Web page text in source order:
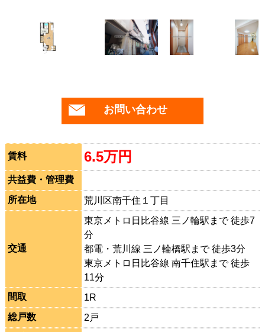
お問い合わせ
賃料 6.5万円
共益費・管理費
所在地
荒川区南千住１丁目
交通
東京メトロ日比谷線 三ノ輪駅まで 徒歩7
分
都電・荒川線 三ノ輪橋駅まで 徒歩3分
東京メトロ日比谷線 南千住駅まで 徒歩
11分
間取
1R
総戸数
2戸